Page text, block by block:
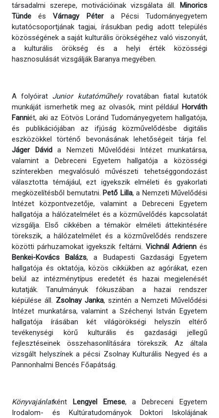
társadalmi szerepe, motivációinak vizsgálata áll.
Minorics
Tünde ésVárnagy Pétera Pécsi Tudományegyetem
kutatócsoportjának tagjai, írásukban pedig adott település
közösségének a saját kulturális örökségéhez való viszonyát,
a kulturális örökség és a helyi érték közösségi
hasznosulását vizsgálják Baranya megyében.
A folyóirat Junior kutatóműhelyrovatában fiatal kutatók
munkáját ismerhetik meg az olvasók, mint például
Horváth
Fanniét, aki az Eötvös Loránd Tudományegyetem hallgatója,
és publikációjában az ifjúság közművelődésbe digitális
eszközökkel történő bevonásának lehetőségeit tárja fel.
Jáger Dávida Nemzeti Művelődési Intézet munkatársa,
valamint a Debreceni Egyetem hallgatója a közösségi
színterekben megvalósuló művészeti tehetséggondozást
választotta témájául, ezt igyekszik elméleti és gyakorlati
megközelítésből bemutatni. Pető Lilla, a Nemzeti Művelődési
Intézet központvezetője, valamint a Debreceni Egyetem
hallgatója a hálózatelmélet és a közművelődés kapcsolatát
vizsgálja. Első cikkében a témakör elméleti áttekintésére
törekszik, a hálózatelmélet és a közművelődés rendszere
közötti párhuzamokat igyekszik feltárni. Vichnál Adriennés
Benkei-Kovács Balázs, a Budapesti Gazdasági Egyetem
hallgatója és oktatója, közös cikkükben az agórákat, ezen
belül az intézménytípus eredetét és hazai megjelenését
kutatják. Tanulmányuk fókuszában a hazai rendszer
kiépülése áll. Zsolnay Janka, szintén a Nemzeti Művelődési
Intézet munkatársa, valamint a Széchenyi István Egyetem
hallgatója írásában két világörökségi helyszín eltérő
tevékenységi körű kulturális és gazdasági jellegű
fejlesztéseinek összehasonlítására törekszik. Az általa
vizsgált helyszínek a pécsi Zsolnay Kulturális Negyed és a
Pannonhalmi Bencés Főapátság.
Könyvajánlatként Lengyel Emese, a Debreceni Egyetem
Irodalom- és Kultúratudományok Doktori Iskolájának